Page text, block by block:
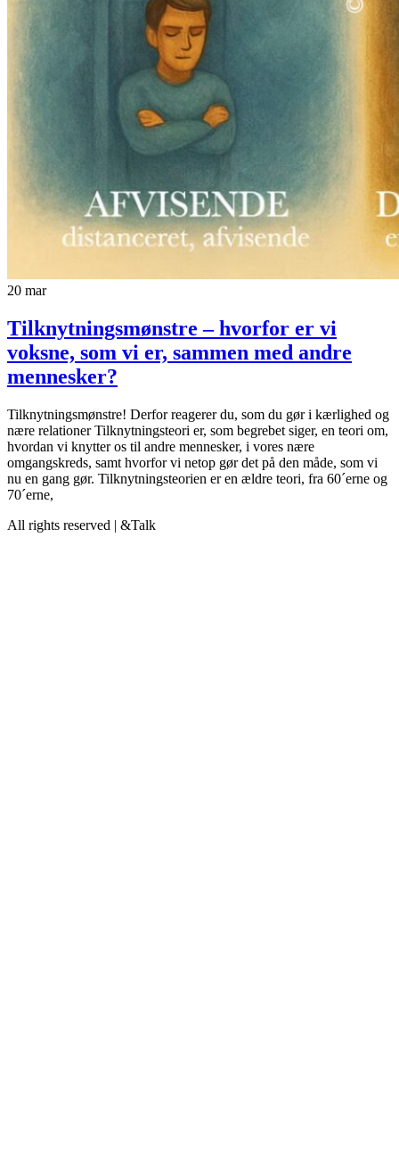
20 mar
Tilknytningsmønstre – hvorfor er vi
voksne, som vi er, sammen med andre
mennesker?
Tilknytningsmønstre! Derfor reagerer du, som du gør i kærlighed og
nære relationer Tilknytningsteori er, som begrebet siger, en teori om,
hvordan vi knytter os til andre mennesker, i vores nære
omgangskreds, samt hvorfor vi netop gør det på den måde, som vi
nu en gang gør. Tilknytningsteorien er en ældre teori, fra 60´erne og
70´erne,
All rights reserved | &Talk